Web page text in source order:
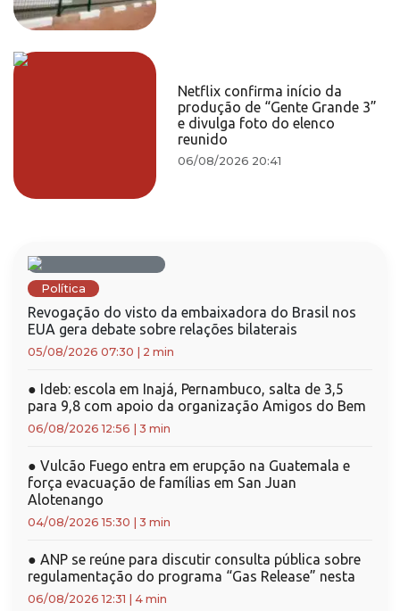
Netflix confirma início da
produção de “Gente Grande 3”
e divulga foto do elenco
reunido
06/08/2026 20:41
Política
Revogação do visto da embaixadora do Brasil nos
EUA gera debate sobre relações bilaterais
05/08/2026 07:30 2 min
● Ideb: escola em Inajá, Pernambuco, salta de 3,5
para 9,8 com apoio da organização Amigos do Bem
06/08/2026 12:56 3 min
● Vulcão Fuego entra em erupção na Guatemala e
força evacuação de famílias em San Juan
Alotenango
04/08/2026 15:30 3 min
● ANP se reúne para discutir consulta pública sobre
regulamentação do programa “Gas Release” nesta
06/08/2026 12:31 4 min